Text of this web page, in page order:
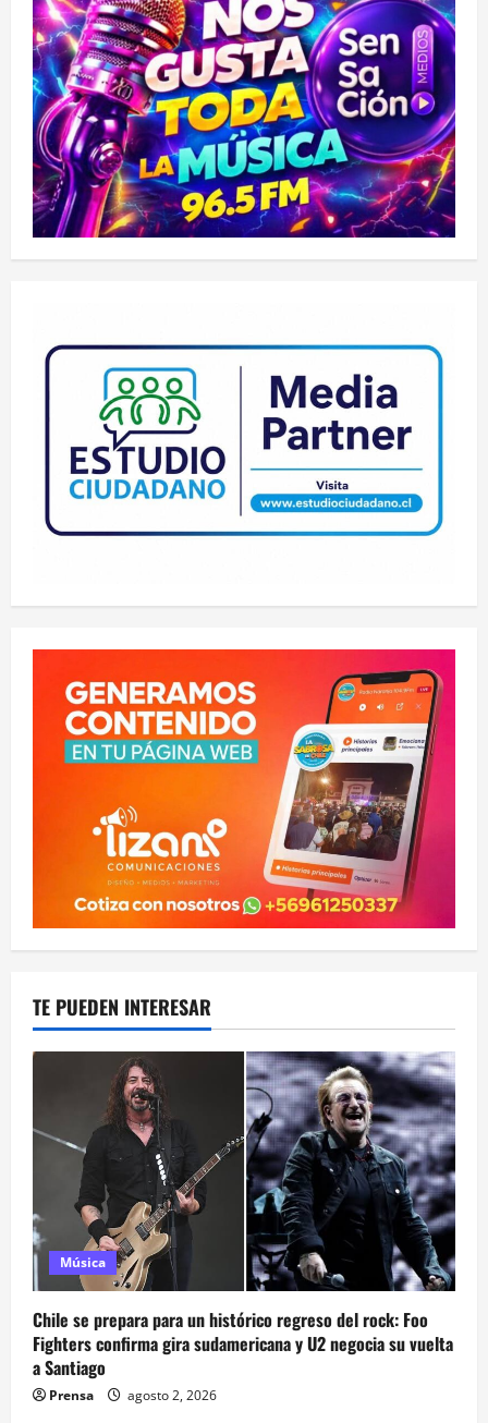
TE PUEDEN INTERESAR
Música
Chile se prepara para un histórico regreso del rock: Foo
Fighters confirma gira sudamericana y U2 negocia su vuelta
a Santiago
Prensa agosto 2, 2026